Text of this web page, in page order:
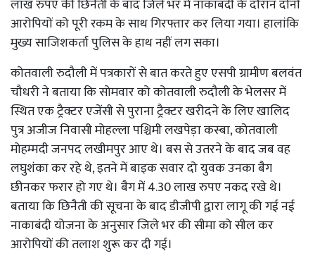
लाख रुपए की छिनैती के बाद जिले भर में नाकाबंदी के दौरान दोनों
आरोपियों को पूरी रकम के साथ गिरफ्तार कर लिया गया। हालांकि
मुख्य साजिशकर्ता पुलिस के हाथ नहीं लग सका।
कोतवाली रुदौली में पत्रकारों से बात करते हुए एसपी ग्रामीण बलवंत
चौधरी ने बताया कि सोमवार को कोतवाली रुदौली के भेलसर में
स्थित एक ट्रैक्टर एजेंसी से पुराना ट्रैक्टर खरीदने के लिए खालिद
पुत्र अजीज निवासी मोहल्ला पश्चिमी लखपेड़ा कस्बा, कोतवाली
मोहम्मदी जनपद लखीमपुर आए थे। बस से उतरने के बाद जब वह
लघुशंका कर रहे थे, इतने में बाइक सवार दो युवक उनका बैग
छीनकर फरार हो गए थे। बैग में 4.30 लाख रुपए नकद रखे थे।
बताया कि छिनैती की सूचना के बाद डीजीपी द्वारा लागू की गई नई
नाकाबंदी योजना के अनुसार जिले भर की सीमा को सील कर
आरोपियों की तलाश शुरू कर दी गई।